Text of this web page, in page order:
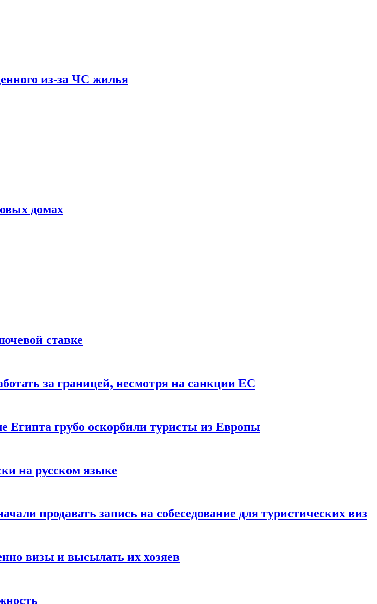
из-за ЧС жилья
домах
ставке
за границей, несмотря на санкции ЕС
Египта грубо оскорбили туристы из Европы
на русском языке
продавать запись на собеседование для туристических виз
визы и высылать их хозяев